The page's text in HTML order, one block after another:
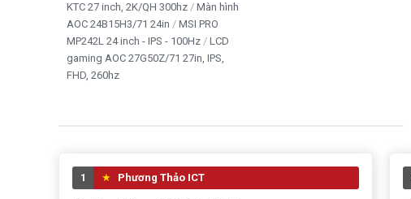
KTC 27 inch, 2K/QH 300hz
Màn hình
AOC 24B15H3/71 24in
MSI PRO
MP242L 24 inch - IPS - 100Hz
LCD
gaming AOC 27G50Z/71 27in, IPS,
FHD, 260hz
1 Phương Thảo ICT